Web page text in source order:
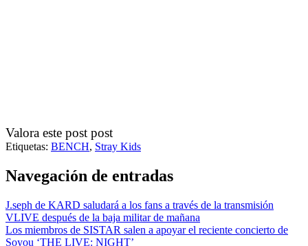
Valora este post post
Etiquetas: BENCH, Stray Kids
Navegación de entradas
J.seph de KARD saludará a los fans a través de la transmisión
VLIVE después de la baja militar de mañana
Los miembros de SISTAR salen a apoyar el reciente concierto de
Soyou ‘THE LIVE: NIGHT’